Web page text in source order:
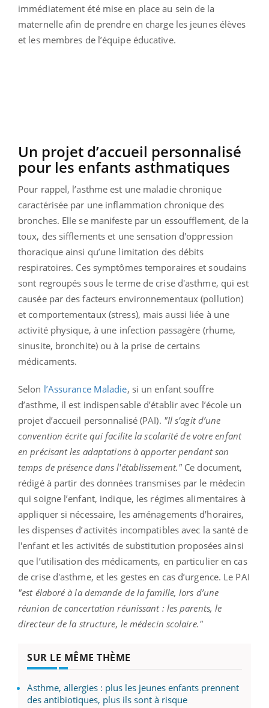
immédiatement été mise en place au sein de la
maternelle afin de prendre en charge les jeunes élèves
et les membres de l’équipe éducative.
Un projet d’accueil personnalisé
pour les enfants asthmatiques
Pour rappel, l’asthme est une maladie chronique
caractérisée par une inflammation chronique des
bronches. Elle se manifeste par un essoufflement, de la
toux, des sifflements et une sensation d'oppression
thoracique ainsi qu’une limitation des débits
respiratoires. Ces symptômes temporaires et soudains
sont regroupés sous le terme de crise d'asthme, qui est
causée par des facteurs environnementaux (pollution)
et comportementaux (stress), mais aussi liée à une
activité physique, à une infection passagère (rhume,
sinusite, bronchite) ou à la prise de certains
médicaments.
Selon l’Assurance Maladie, si un enfant souffre
d’asthme, il est indispensable d’établir avec l’école un
projet d’accueil personnalisé (PAI). "Il s’agit d’une
convention écrite qui facilite la scolarité de votre enfant
en précisant les adaptations à apporter pendant son
temps de présence dans l'établissement." Ce document,
rédigé à partir des données transmises par le médecin
qui soigne l’enfant, indique, les régimes alimentaires à
appliquer si nécessaire, les aménagements d'horaires,
les dispenses d’activités incompatibles avec la santé de
l'enfant et les activités de substitution proposées ainsi
que l’utilisation des médicaments, en particulier en cas
de crise d'asthme, et les gestes en cas d’urgence. Le PAI
"est élaboré à la demande de la famille, lors d’une
réunion de concertation réunissant : les parents, le
directeur de la structure, le médecin scolaire."
SUR LE MÊME THÈME
Asthme, allergies : plus les jeunes enfants prennent
des antibiotiques, plus ils sont à risque